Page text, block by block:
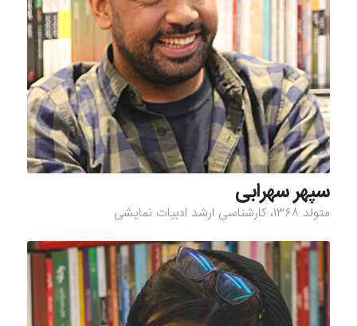
سپهر سهرابی
متولد ١٣٦٨، كارشناسی ارشد ادبيات نمايشی